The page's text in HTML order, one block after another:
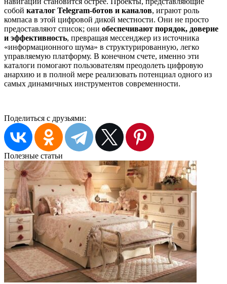
собой каталог Telegram-ботов и каналов, играют роль
компаса в этой цифровой дикой местности. Они не просто
предоставляют список; они обеспечивают порядок, доверие
и эффективность, превращая мессенджер из источника
«информационного шума» в структурированную, легко
управляемую платформу. В конечном счете, именно эти
каталоги помогают пользователям преодолеть цифровую
анархию и в полной мере реализовать потенциал одного из
самых динамичных инструментов современности.
Поделиться с друзьями:
Полезные статьи